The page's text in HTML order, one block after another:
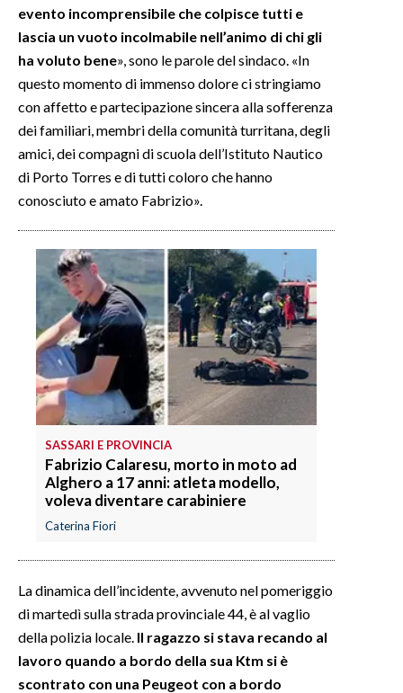
evento incomprensibile che colpisce tutti e
lascia un vuoto incolmabile nell’animo di chi gli
ha voluto bene», sono le parole del sindaco. «In
questo momento di immenso dolore ci stringiamo
con affetto e partecipazione sincera alla sofferenza
dei familiari, membri della comunità turritana, degli
amici, dei compagni di scuola dell’Istituto Nautico
di Porto Torres e di tutti coloro che hanno
conosciuto e amato Fabrizio».
SASSARI E PROVINCIA
Fabrizio Calaresu, morto in moto ad
Alghero a 17 anni: atleta modello,
voleva diventare carabiniere
Caterina Fiori
La dinamica dell’incidente, avvenuto nel pomeriggio
di martedì sulla strada provinciale 44, è al vaglio
della polizia locale. Il ragazzo si stava recando al
lavoro quando a bordo della sua Ktm si è
scontrato con una Peugeot con a bordo